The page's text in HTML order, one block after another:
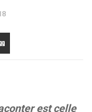
est celle